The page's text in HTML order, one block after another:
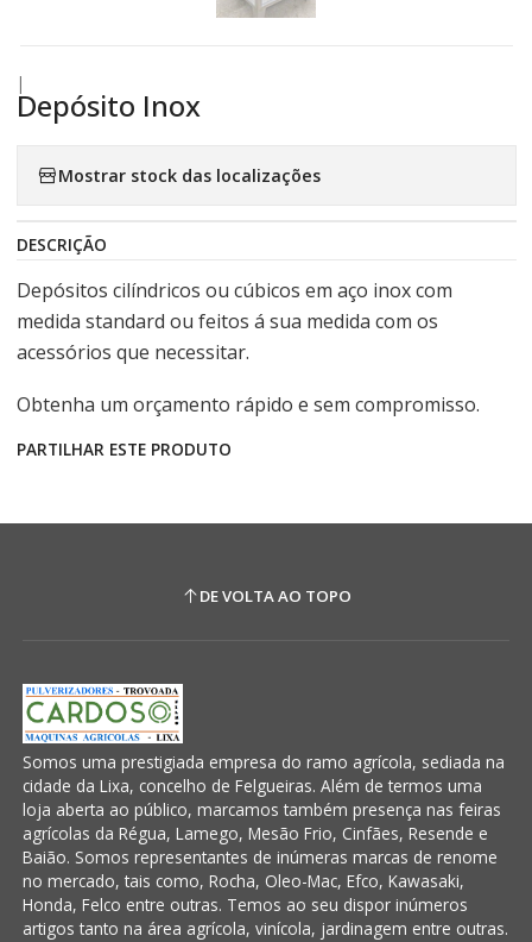
|
Depósito Inox
Mostrar stock das localizações
DESCRIÇÃO
Depósitos cilíndricos ou cúbicos em aço inox com
medida standard ou feitos á sua medida com os
acessórios que necessitar.
Obtenha um orçamento rápido e sem compromisso.
PARTILHAR ESTE PRODUTO
DE VOLTA AO TOPO
Somos uma prestigiada empresa do ramo agrícola, sediada na
cidade da Lixa, concelho de Felgueiras. Além de termos uma
loja aberta ao público, marcamos também presença nas feiras
agrícolas da Régua, Lamego, Mesão Frio, Cinfães, Resende e
Baião. Somos representantes de inúmeras marcas de renome
no mercado, tais como, Rocha, Oleo-Mac, Efco, Kawasaki,
Honda, Felco entre outras. Temos ao seu dispor inúmeros
artigos tanto na área agrícola, vinícola, jardinagem entre outras.